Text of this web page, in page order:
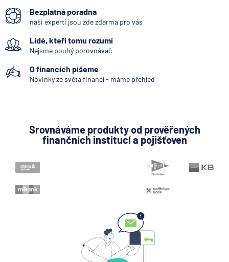
6.8.2026 Daně
Když rozhoduje stres: nové
triky bankovních
podvodníků
Zobrazit všechny články
Bezplatná poradna
naši experti jsou zde zdarma pro vás
Lidé, kteří tomu rozumí
Nejsme pouhý porovnávač
O financích píšeme
Novinky ze světa financí - máme přehled
Srovnáváme produkty od prověřených
finančních institucí a pojišťoven